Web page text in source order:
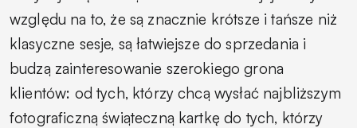
względu na to, że są znacznie krótsze i tańsze niż
klasyczne sesje, są łatwiejsze do sprzedania i
budzą zainteresowanie szerokiego grona
klientów: od tych, którzy chcą wysłać najbliższym
fotograficzną świąteczną kartkę do tych, którzy